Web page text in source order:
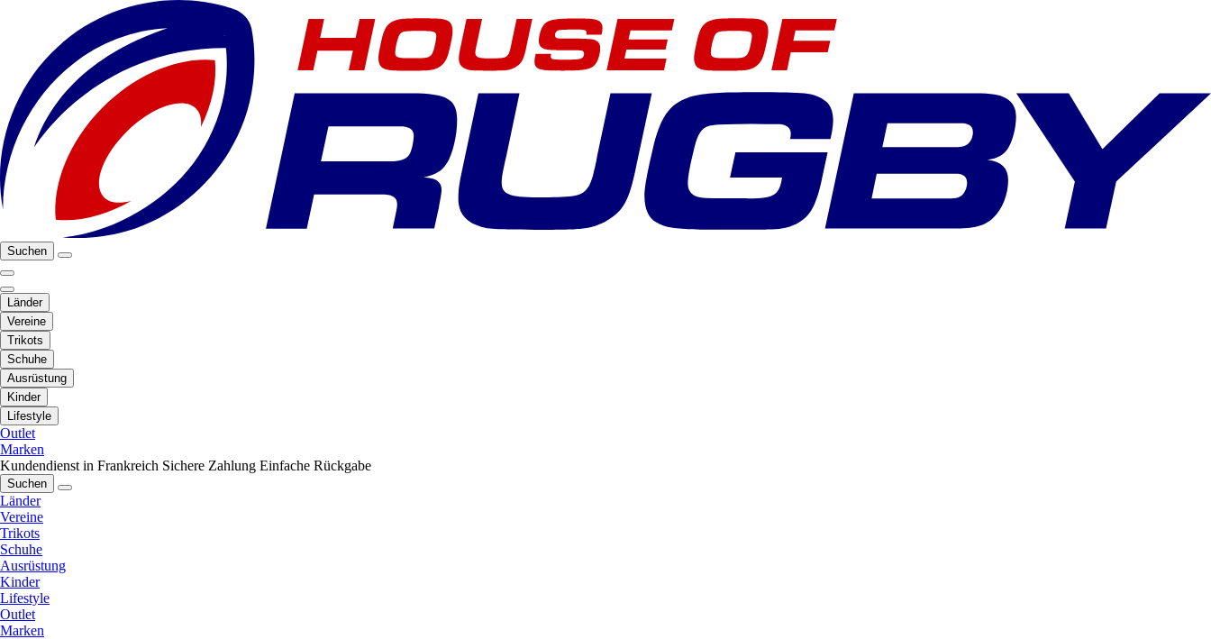
Suchen
Länder
Vereine
Trikots
Schuhe
Ausrüstung
Kinder
Lifestyle
Outlet
Marken
Kundendienst in Frankreich Sichere Zahlung Einfache Rückgabe
Suchen
Länder
Vereine
Trikots
Schuhe
Ausrüstung
Kinder
Lifestyle
Outlet
Marken